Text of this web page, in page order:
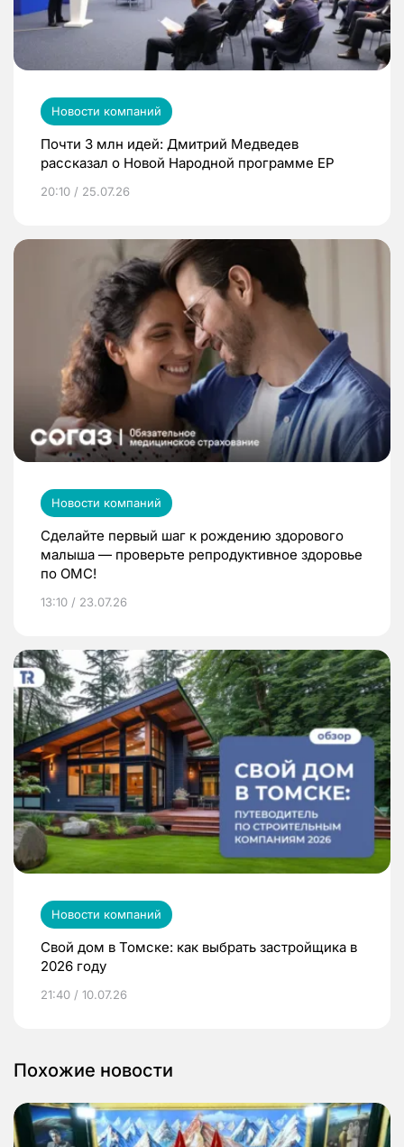
Новости компаний
Почти 3 млн идей: Дмитрий Медведев
рассказал о Новой Народной программе ЕР
20:10 / 25.07.26
Новости компаний
Сделайте первый шаг к рождению здорового
малыша — проверьте репродуктивное здоровье
по ОМС!
13:10 / 23.07.26
Новости компаний
Свой дом в Томске: как выбрать застройщика в
2026 году
21:40 / 10.07.26
Похожие новости